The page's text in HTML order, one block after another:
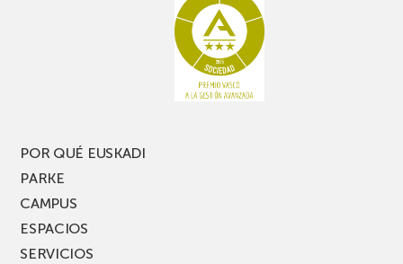
PARKEA
MUSIK
POR QUÉ EUSKADI
PARKE
CAMPUS
ESPACIOS
SERVICIOS